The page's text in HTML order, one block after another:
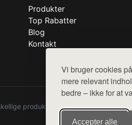
Vi bruger cookies
mere relevant
bedre – ikke for at
Accepter alle
Produkter
Top Rabatter
Blog
Kontakt
produkter fra diverse webshops.